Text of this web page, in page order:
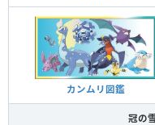
カンムリ図鑑
冠の